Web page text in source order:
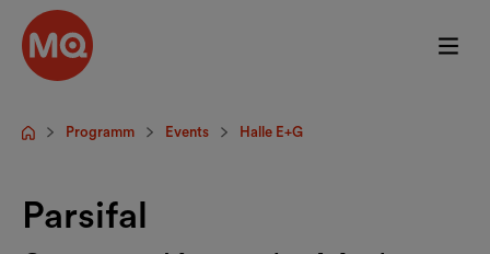
Zum Hauptinhalt springen
StartseiteProgramm Events Halle E+G
Parsifal